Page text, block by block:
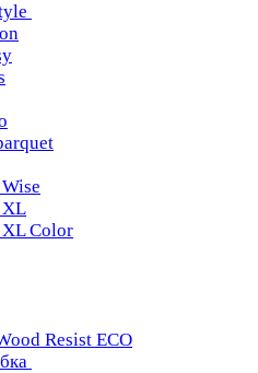
XL
Color
Resist ECO